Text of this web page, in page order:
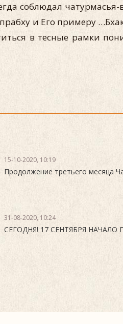
соблюдал
и Его примеру
в тесные рамки
15-10-2020, 10:19
Продолжение третьего месяца
31-08-2020, 10:24
СЕГОДНЯ! 17 СЕНТЯБРЯ НАЧАЛО